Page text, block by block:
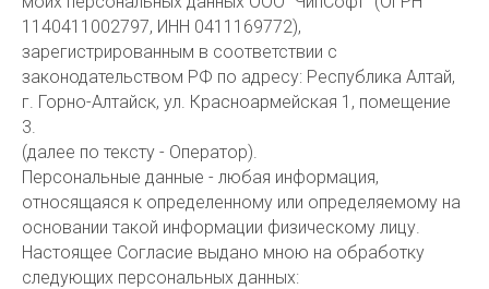
1140411002797, ИНН 0411169772),
зарегистрированным в соответствии с
законодательством РФ по адресу: Республика Алтай,
г. Горно-Алтайск, ул. Красноармейская 1, помещение
3.
(далее по тексту - Оператор).
Персональные данные - любая информация,
относящаяся к определенному или определяемому на
основании такой информации физическому лицу.
Настоящее Согласие выдано мною на обработку
следующих персональных данных: